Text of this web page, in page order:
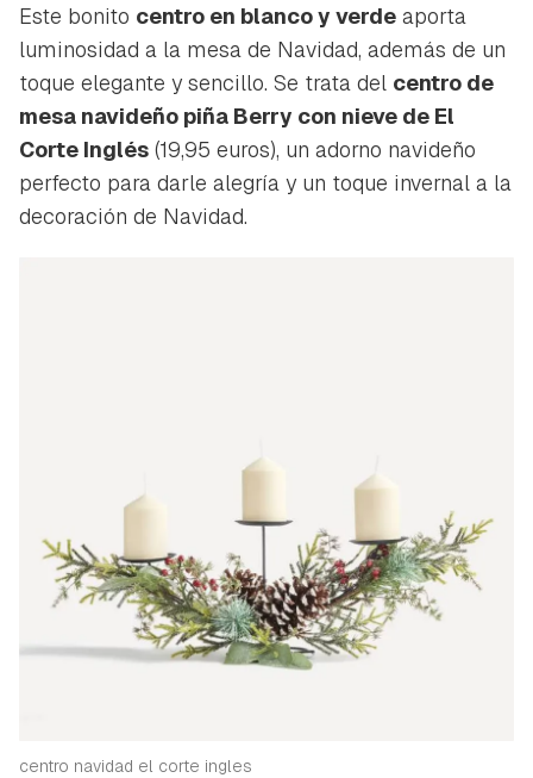
Este bonito centro en blanco y verde aporta
luminosidad a la mesa de Navidad, además de un
toque elegante y sencillo. Se trata del centro de
mesa navideño piña Berry con nieve de El
Corte Inglés (19,95 euros), un adorno navideño
perfecto para darle alegría y un toque invernal a la
decoración de Navidad.
centro navidad el corte ingles